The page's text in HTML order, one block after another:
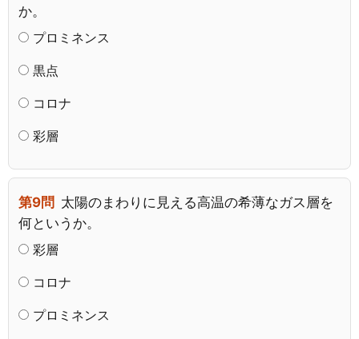
か。
プロミネンス
黒点
コロナ
彩層
第9問 太陽のまわりに見える高温の希薄なガス層を
何というか。
彩層
コロナ
プロミネンス